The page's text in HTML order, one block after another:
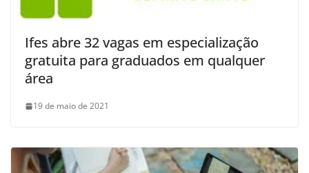
Ifes abre 32 vagas em especialização
gratuita para graduados em qualquer
área
19 de maio de 2021